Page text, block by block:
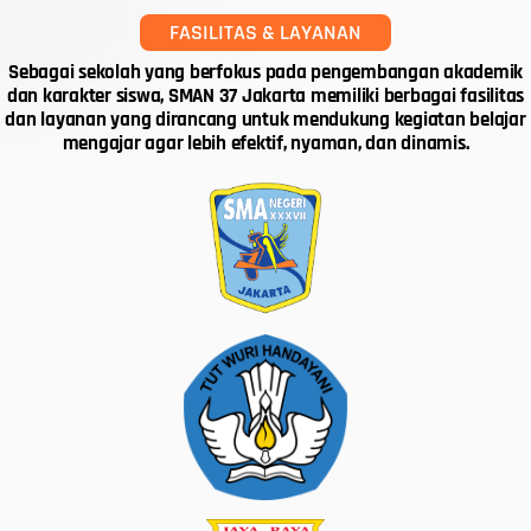
FASILITAS & LAYANAN
Sebagai sekolah yang berfokus pada pengembangan akademik
dan karakter siswa,SMAN 37 Jakarta memiliki berbagai fasilitas
dan layanan yang dirancang untuk mendukung kegiatan belajar
mengajar agar lebih efektif, nyaman, dan dinamis.